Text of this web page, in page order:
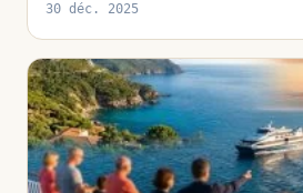
30 déc. 2025